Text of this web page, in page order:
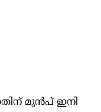
മുൻപ് ഇനി